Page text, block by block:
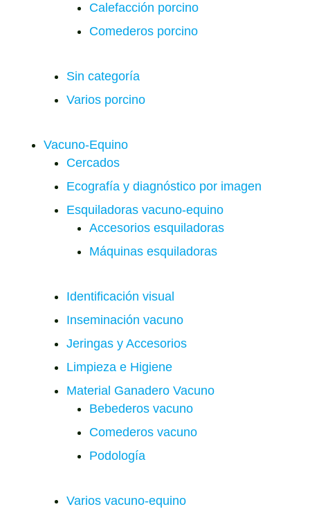
Calefacción porcino
Comederos porcino
Sin categoría
Varios porcino
Vacuno-Equino
Cercados
Ecografía y diagnóstico por imagen
Esquiladoras vacuno-equino
Accesorios esquiladoras
Máquinas esquiladoras
Identificación visual
Inseminación vacuno
Jeringas y Accesorios
Limpieza e Higiene
Material Ganadero Vacuno
Bebederos vacuno
Comederos vacuno
Podología
Varios vacuno-equino